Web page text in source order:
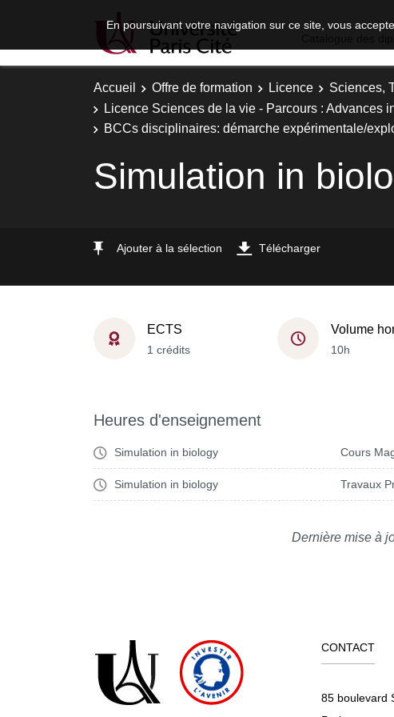
En poursuivant votre navigation sur ce site, vous
Accueil Offre de formation Licence Sciences,
Licence Sciences de la vie - Parcours : Advances
BCCs disciplinaires: démarche expérimentale/
Simulation in
Ajouter à la sélection Télécharger
ECTS
1 crédits
Volume
10h
Heures d'enseignement
Simulation in biology Cours
Simulation in biology Travaux
Dernière mise à
CONTACT
85 boulevard